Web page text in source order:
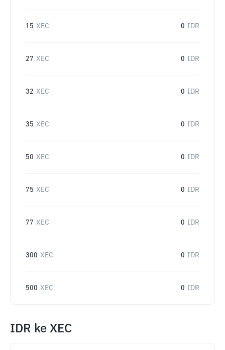
15 XEC 0 IDR
27 XEC 0 IDR
32 XEC 0 IDR
35 XEC 0 IDR
50 XEC 0 IDR
75 XEC 0 IDR
77 XEC 0 IDR
300 XEC 0 IDR
500 XEC 0 IDR
IDR ke XEC